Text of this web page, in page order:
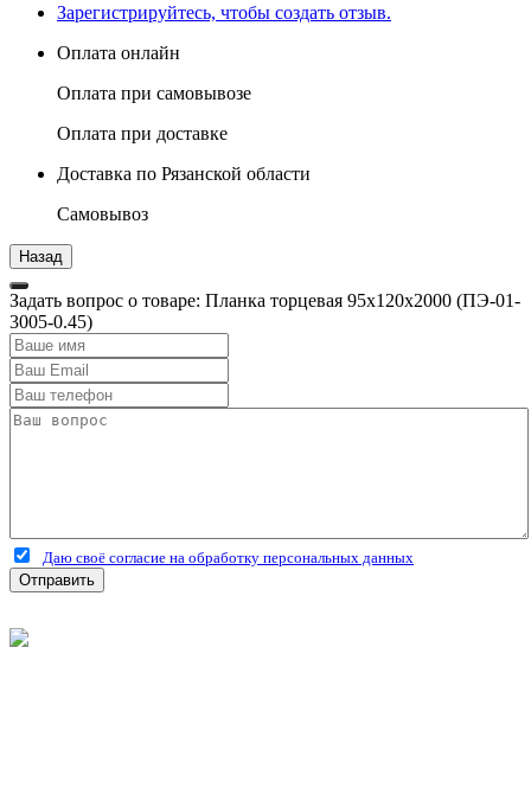
Зарегистрируйтесь, чтобы создать отзыв.
Оплата онлайн
Оплата при самовывозе
Оплата при доставке
Доставка по Рязанской области
Самовывоз
Задать вопрос о товаре: Планка торцевая 95х120х2000 (ПЭ-01-
3005-0.45)
Даю своё согласие на обработку персональных данных
Отправить